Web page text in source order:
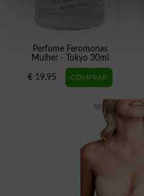
Perfume Feromonas
Mulher - Tokyo 30ml
€ 19.95